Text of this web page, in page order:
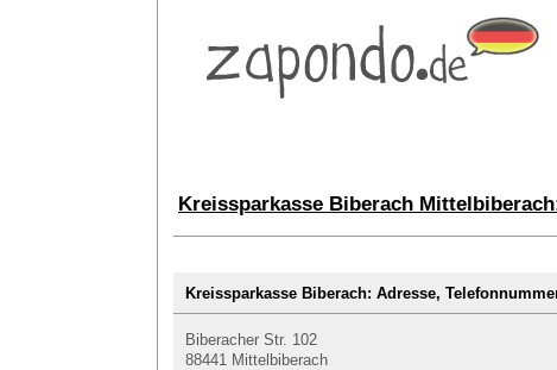
Kreissparkasse Biberach
Kreissparkasse Biberach: Adresse,
Biberacher Str. 102
88441 Mittelbiberach